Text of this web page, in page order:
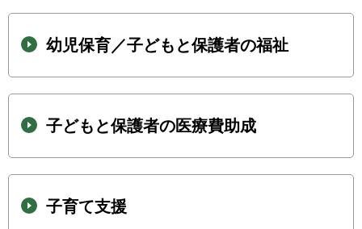
幼児保育／子どもと保護者の福祉
子どもと保護者の医療費助成
子育て支援